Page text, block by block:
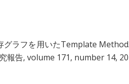
グラフを用いたTemplate
報告, volume 171, number 14,